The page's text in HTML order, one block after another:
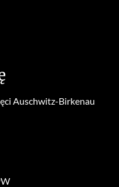
Auschwitz-Birkenau